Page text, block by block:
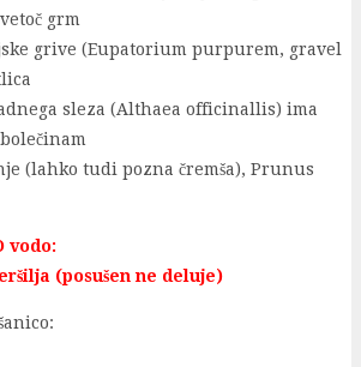
grm
grive (Eupatorium purpurem, gravel
sleza (Althaea officinallis) ima
(lahko tudi pozna čremša), Prunus
vodo:
(posušen ne deluje)